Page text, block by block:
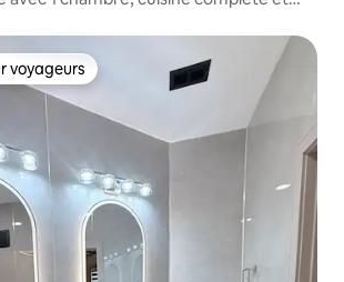
parmi les plus aimés
voyageurs